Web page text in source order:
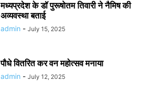
मध्यप्रदेश के डॉ पुरूषोतम तिवारी ने नैमिष की
अव्यवस्था बताई
admin - July 15, 2025
पौधे वितरित कर वन महोत्सव मनाया
admin - July 12, 2025